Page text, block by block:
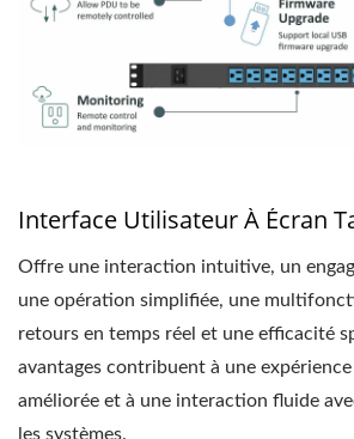
Interface Utilisateur À Écran
Offre une interaction intuitive, un
une opération simplifiée, une
retours en temps réel et une efficacité
avantages contribuent à une
améliorée et à une interaction fluide
les systèmes.